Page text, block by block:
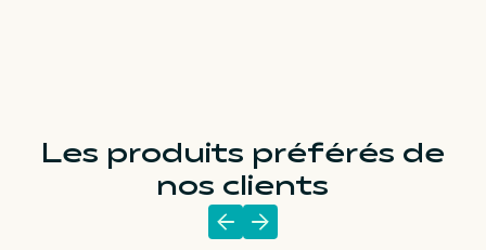
Les produits préférés de
nos clients